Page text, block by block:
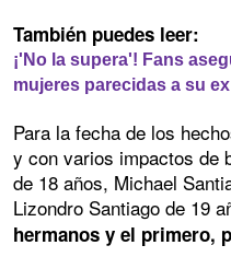
También puedes leer:
¡'No la supera'! Fans
mujeres parecidas a su
Para la fecha de los
y con varios impactos de
de 18 años, Michael
Lizondro Santiago de 19
hermanos y el primero,